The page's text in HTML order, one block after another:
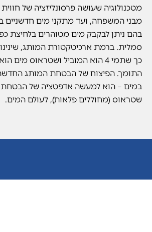
מטכנולוגיה שעושה פרסונליזציה של
מבני המשפחה, ועד מתקני מים חדשניים
בהם ניתן לבקבק מים מטוהרים בלחיצת
סמלית. ברמת ארכיטקטורת המותג,
התומך. הפיצוח של הבטחת המותג
במים – הוא למעשה אדפטציה של
שטראוס (מחוללים פלאות), לעולם המים.